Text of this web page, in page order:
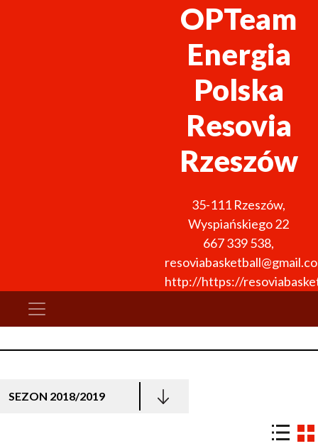
OPTeam
Energia
Polska
Resovia
Rzeszów
35-111 Rzeszów,
Wyspiańskiego 22
667 339 538,
http://https://
SEZON 2018/2019